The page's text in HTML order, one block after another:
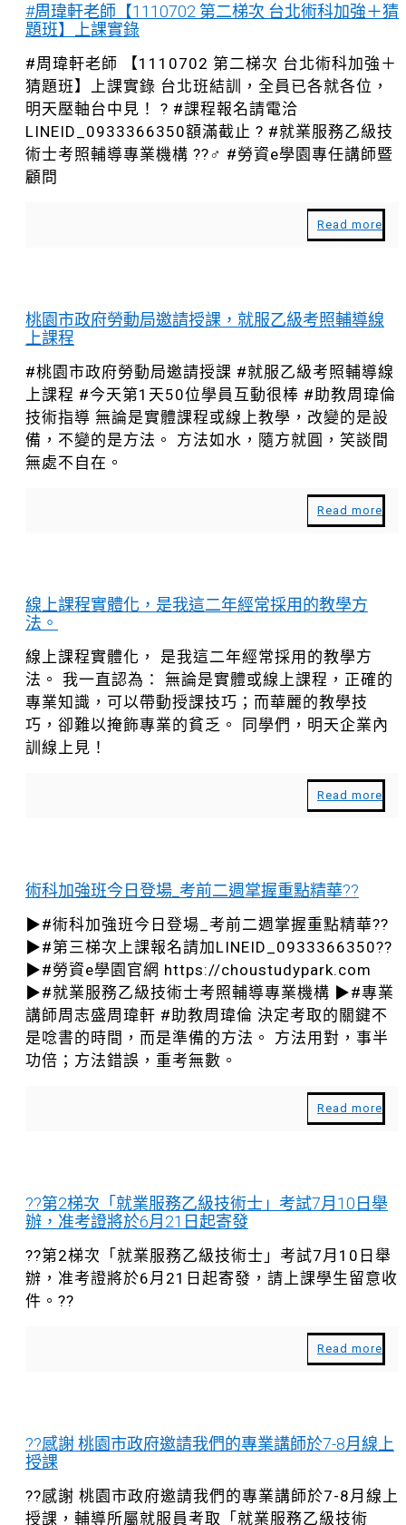
#周瑋軒老師【1110702 第二梯次 台北術科加強＋猜
題班】上課實錄
#周瑋軒老師 【1110702 第二梯次 台北術科加強＋
猜題班】上課實錄 台北班結訓，全員已各就各位，
明天壓軸台中見！ ? #課程報名請電洽
LINEID_0933366350額滿截止 ? #就業服務乙級技
術士考照輔導專業機構 ??‍♂️ #勞資e學園專任講師暨
顧問
Read more
桃園市政府勞動局邀請授課，就服乙級考照輔導線
上課程
#桃園市政府勞動局邀請授課 #就服乙級考照輔導線
上課程 #今天第1天50位學員互動很棒 #助教周瑋倫
技術指導 無論是實體課程或線上教學，改變的是設
備，不變的是方法。 方法如水，隨方就圓，笑談間
無處不自在。
Read more
線上課程實體化，是我這二年經常採用的教學方
法。
線上課程實體化， 是我這二年經常採用的教學方
法。 我一直認為： 無論是實體或線上課程，正確的
專業知識，可以帶動授課技巧；而華麗的教學技
巧，卻難以掩飾專業的貧乏。 同學們，明天企業內
訓線上見！
Read more
術科加強班今日登場_考前二週掌握重點精華??
▶#術科加強班今日登場_考前二週掌握重點精華??
▶#第三梯次上課報名請加LINEID_0933366350??
▶#勞資e學園官網 https://choustudypark.com
▶#就業服務乙級技術士考照輔導專業機構 ▶#專業
講師周志盛周瑋軒 #助教周瑋倫 決定考取的關鍵不
是唸書的時間，而是準備的方法。 方法用對，事半
功倍；方法錯誤，重考無數。
Read more
??第2梯次「就業服務乙級技術士」考試7月10日舉
辦，准考證將於6月21日起寄發
??第2梯次「就業服務乙級技術士」考試7月10日舉
辦，准考證將於6月21日起寄發，請上課學生留意收
件。??
Read more
??感謝 桃園市政府邀請我們的專業講師於7-8月線上
授課
??感謝 桃園市政府邀請我們的專業講師於7-8月線上
授課，輔導所屬就服員考取「就業服務乙級技術